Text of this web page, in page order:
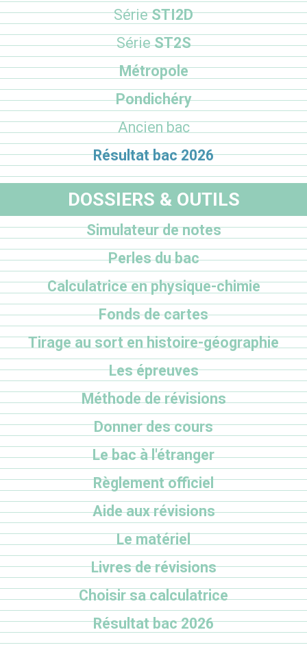
SérieSTI2D
SérieST2S
Métropole
Pondichéry
Ancien bac
Résultat bac 2026
DOSSIERS & OUTILS
Simulateur de notes
Perles du bac
Calculatrice en physique-chimie
Fonds de cartes
Tirage au sort en histoire-géographie
Les épreuves
Méthode de révisions
Donner des cours
Le bac à l'étranger
Règlement officiel
Aide aux révisions
Le matériel
Livres de révisions
Choisir sa calculatrice
Résultat bac 2026